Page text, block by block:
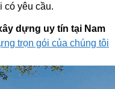
có yêu cầu.
dựng uy tín tại Nam
trọn gói của chúng tôi